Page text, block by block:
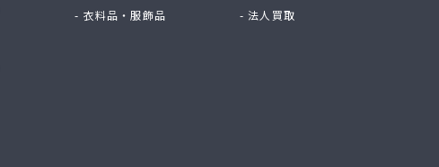
- 衣料品・服飾品
- 法人買取